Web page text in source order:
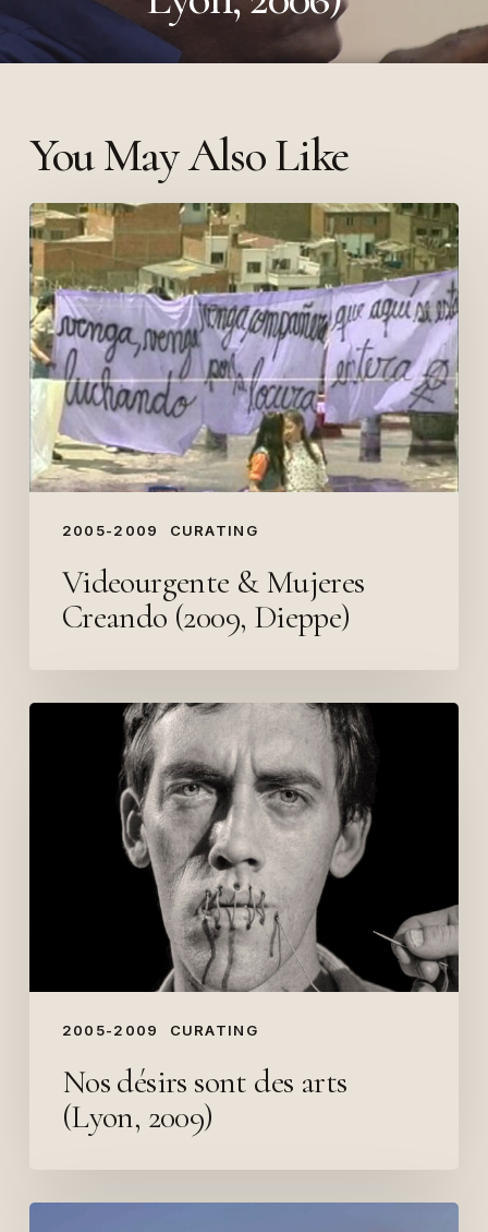
You May Also Like
2005-2009 CURATING
Videourgente
&
Mujeres
Creando
(2009,
Dieppe)
Videourgente & Mujeres
Creando (2009, Dieppe)
2005-2009 CURATING
Nos désirs sont des arts
(Lyon, 2009)